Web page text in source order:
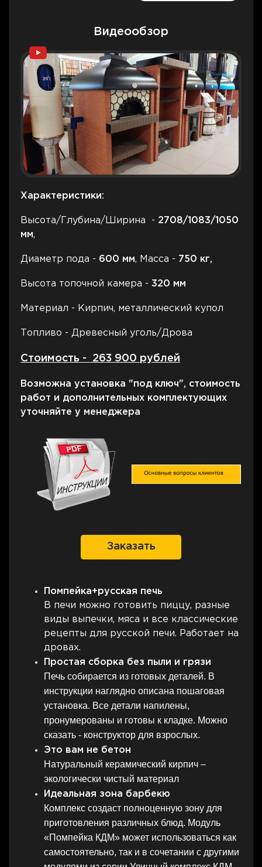
Видеообзор
Характеристики:
Высота/Глубина/Ширина - 2708/1083/1050
мм,
Диаметр пода - 600 мм, Масса - 750 кг,
Высота топочной камера - 320 мм
Материал - Кирпич, металлический купол
Топливо - Древесный уголь/Дрова
Стоимость - 263 900 рублей
Возможна установка "под ключ", стоимость
работ и дополнительных комплектующих
уточняйте у менеджера
Заказать
Помпейка+русская печь
В печи можно готовить пиццу, разные
виды выпечки, мяса и все классические
рецепты для русской печи. Работает на
дровах.
Простая сборка без пыли и грязи
Печь собирается из готовых деталей. В
инструкции наглядно описана пошаговая
установка. Все детали напилены,
пронумерованы и готовы к кладке. Можно
сказать - конструктор для взрослых.
Это вам не бетон
Натуральный керамический кирпич –
экологически чистый материал
Идеальная зона барбекю
Комплекс создаст полноценную зону для
приготовления различных блюд. Модуль
«Помпейка КДМ» может использоваться как
самостоятельно, так и в сочетании с другими